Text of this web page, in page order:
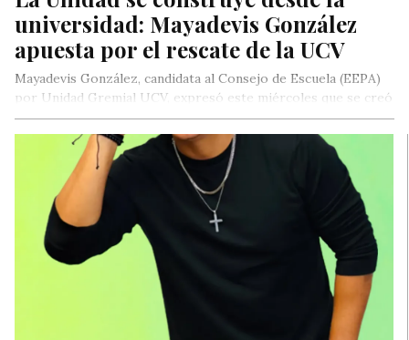
universidad: Mayadevis González
apuesta por el rescate de la UCV
Mayadevis González, candidata al Consejo de Escuela (EEPA)
por Unidad Gremial UCV, expresó este miércoles que se creó
una alianza…